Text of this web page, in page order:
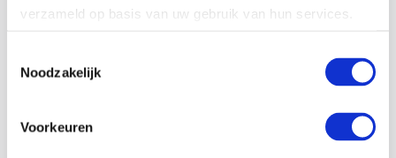
verzameld op basis van uw gebruik van hun services.
Noodzakelijk
Voorkeuren
om…